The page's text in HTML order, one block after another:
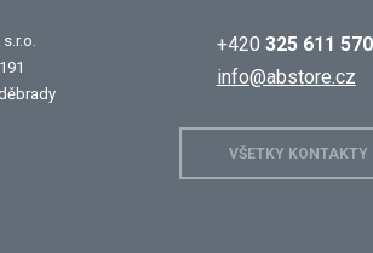
+420 325 611 570
info@abstore.cz
VŠETKY KONTAKTY